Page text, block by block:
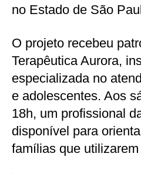
no Estado de São
O projeto recebeu
Terapêutica Aurora,
especializada no
e adolescentes. Aos
18h, um profissional
disponível para
famílias que